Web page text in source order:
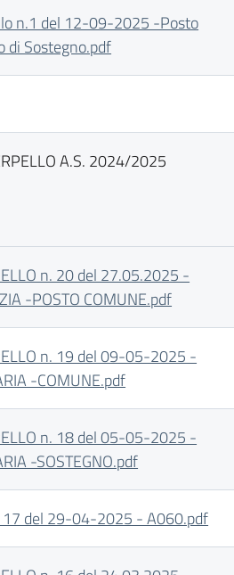
n.1 del 12-09-2025 -Posto
di Sostegno.pdf
A.S. 2024/2025
n. 20 del 27.05.2025 -
-POSTO COMUNE.pdf
n. 19 del 09-05-2025 -
-COMUNE.pdf
n. 18 del 05-05-2025 -
-SOSTEGNO.pdf
17 del 29-04-2025 - A060.pdf